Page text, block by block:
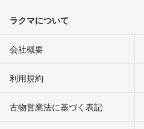
ラクマについて
会社概要
利用規約
古物営業法に基づく表記